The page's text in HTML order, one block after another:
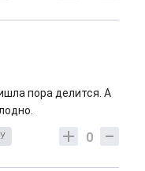
пора делится. А
0